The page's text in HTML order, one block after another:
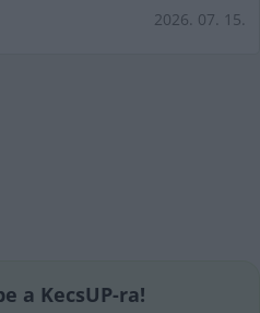
2026. 07. 15.
a KecsUP-ra!